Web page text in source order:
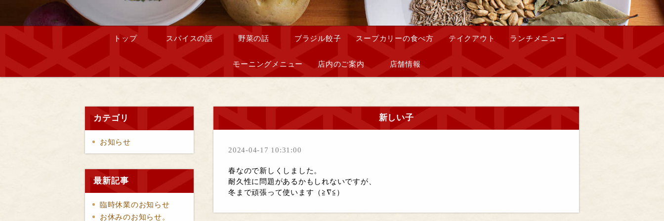
トップ スパイスの話 野菜の話 ブラジル餃子 スープカリーの食べ方 テイクアウト ランチメニュー
モーニングメニュー 店内のご案内 店舗情報
カテゴリ
お知らせ
最新記事
臨時休業のお知らせ
お休みのお知らせ。
新しい子
2024-04-17 10:31:00
春なので新しくしました。
耐久性に問題があるかもしれないですが、
冬まで頑張って使います（≧∇≦）